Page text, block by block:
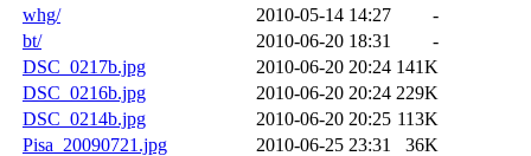
whg/
2010-05-14 14:27
-
bt/
2010-06-20 18:31
-
DSC_0217b.jpg
2010-06-20 20:24 141K
DSC_0216b.jpg
2010-06-20 20:24 229K
DSC_0214b.jpg
2010-06-20 20:25 113K
Pisa_20090721.jpg
2010-06-25 23:31
36K